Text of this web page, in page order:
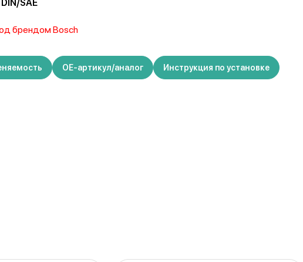
SAE
брендом Bosch
ОЕ-артикул/аналог Инструкция по установке